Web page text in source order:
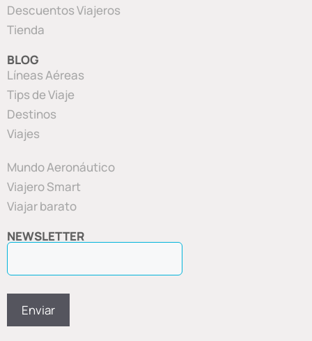
Descuentos Viajeros
Tienda
BLOG
Líneas Aéreas
Tips de Viaje
Destinos
Viajes
Mundo Aeronáutico
Viajero Smart
Viajar barato
NEWSLETTER